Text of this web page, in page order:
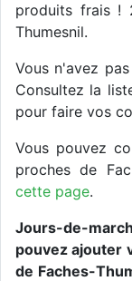
produits frais !
Thumesnil.
Vous n'avez
Consultez la
pour faire vos
Vous pouvez
proches de
cette page.
Jours-de-
pouvez ajouter
de Faches-